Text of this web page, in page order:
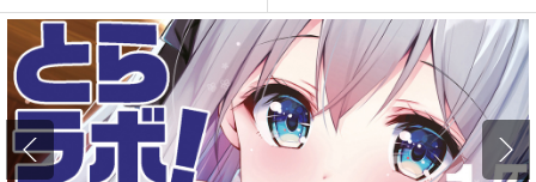
重要 ポイント付与・管理体制改定のお知らせ（2024.11.20 掲載）
全てのお知らせを見る